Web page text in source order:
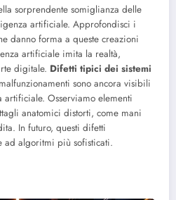
sorprendente somiglianza delle
artificiale. Approfondisci i
danno forma a queste creazioni
artificiale imita la realtà,
digitale. Difetti tipici dei sistemi
sono ancora visibili
Osserviamo elementi
anatomici distorti, come mani
In futuro, questi difetti
algoritmi più sofisticati.